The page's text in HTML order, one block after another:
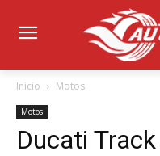
Inicio Motos
Motos
Ducati